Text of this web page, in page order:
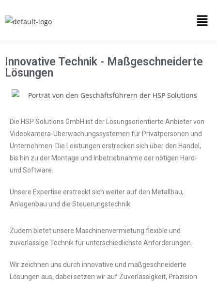
Innovative Technik - Maßgeschneiderte
Lösungen
Die HSP Solutions GmbH ist der Lösungsorientierte Anbieter von
Videokamera-Überwachungssystemen für Privatpersonen und
Unternehmen. Die Leistungen erstrecken sich über den Handel,
bis hin zu der Montage und Inbetriebnahme der nötigen Hard-
und Software.
Unsere Expertise erstreckt sich weiter auf den Metallbau,
Anlagenbau und die Steuerungstechnik.
Zudem bietet unsere Maschinenvermietung flexible und
zuverlässige Technik für unterschiedlichste Anforderungen.
Wir zeichnen uns durch innovative und maßgeschneiderte
Lösungen aus, dabei setzen wir auf Zuverlässigkeit, Präzision